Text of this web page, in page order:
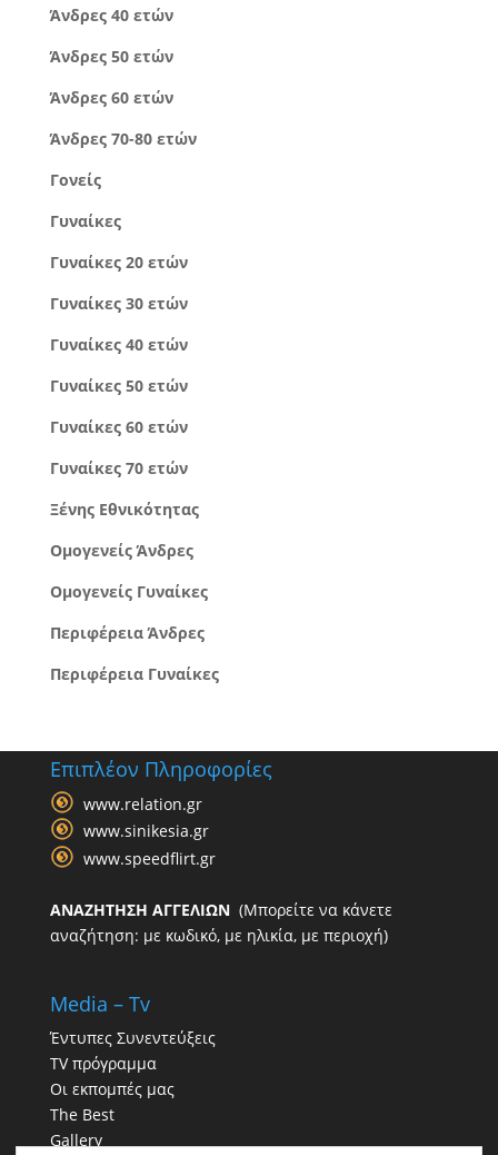
Άνδρες 40 ετών
Άνδρες 50 ετών
Άνδρες 60 ετών
Άνδρες 70-80 ετών
Γονείς
Γυναίκες
Γυναίκες 20 ετών
Γυναίκες 30 ετών
Γυναίκες 40 ετών
Γυναίκες 50 ετών
Γυναίκες 60 ετών
Γυναίκες 70 ετών
Ξένης Εθνικότητας
Ομογενείς Άνδρες
Ομογενείς Γυναίκες
Περιφέρεια Άνδρες
Περιφέρεια Γυναίκες
Επιπλέον Πληροφορίες
www.relation.gr
www.sinikesia.gr
www.speedflirt.gr
ΑΝΑΖΗΤΗΣΗ ΑΓΓΕΛΙΩΝ(Μπορείτε να κάνετε
αναζήτηση: με κωδικό, με ηλικία, με περιοχή)
Media – Tv
Έντυπες Συνεντεύξεις
TV πρόγραμμα
Οι εκπομπές μας
The Best
Gallery